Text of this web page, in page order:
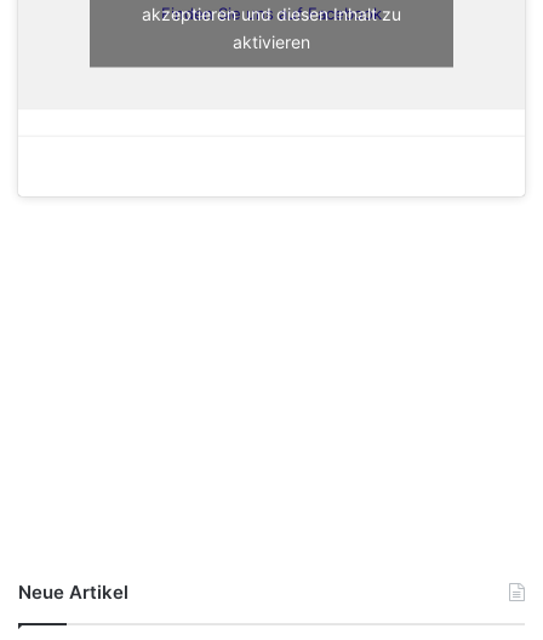
Finden Sie uns auf Facebook
akzeptieren und diesen Inhalt zu
aktivieren
Neue Artikel